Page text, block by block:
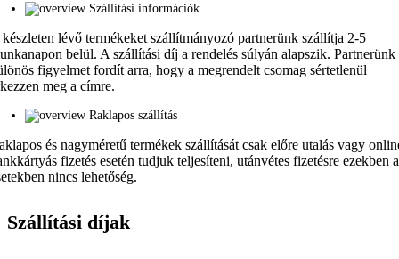
Szállítási információk
lévő termékeket szállítmányozó partnerünk szállítja 2-5
belül. A szállítási díj a rendelés súlyán alapszik. Partnerünk
figyelmet fordít arra, hogy a megrendelt csomag sértetlenül
meg a címre.
Raklapos szállítás
és nagyméretű termékek szállítását csak előre utalás vagy
fizetés esetén tudjuk teljesíteni, utánvétes fizetésre ezekben
nincs lehetőség.
Szállítási díjak